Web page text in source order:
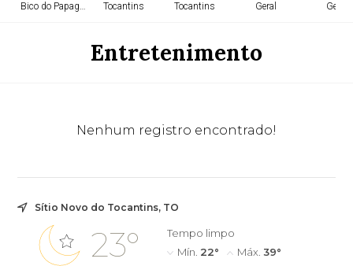
Bico do Papagaio Tocantins Tocantins Geral Geral
Entretenimento
Nenhum registro encontrado!
Sítio Novo do Tocantins, TO
23°
Tempo limpo
Mín. 22° Máx. 39°